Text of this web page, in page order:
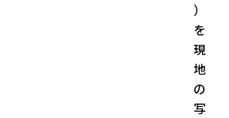
）
を
現
地
の
写